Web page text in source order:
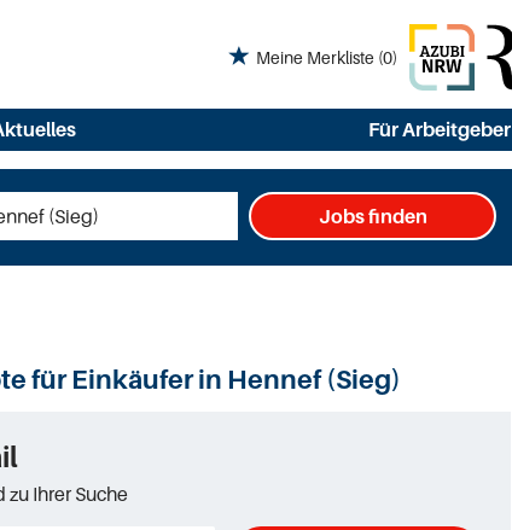
Meine Merkliste (0)
Für Arbeitgeber
Jobs finden
für Einkäufer in Hennef (Sieg)
zu Ihrer Suche